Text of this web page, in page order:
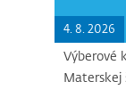
4. 8. 2026
Výberové
Materskej